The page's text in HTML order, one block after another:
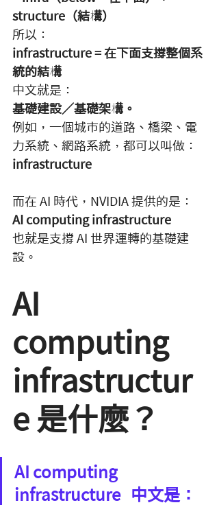
structure（結構）
所以：
infrastructure = 在下面支撐整個系
統的結構
中文就是：
基礎建設／基礎架構。
例如，一個城市的道路、橋梁、電
力系統、網路系統，都可以叫做：
infrastructure
而在 AI 時代，NVIDIA 提供的是：
AI computing infrastructure
也就是支撐 AI 世界運轉的基礎建
設。
AI
computing
infrastructur
e 是什麼？
AI computing
infrastructure   中文是：